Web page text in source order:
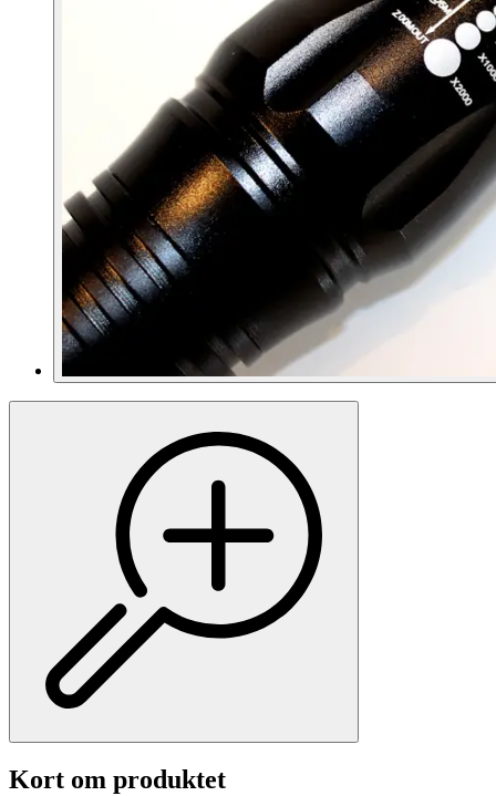
Kort om produktet